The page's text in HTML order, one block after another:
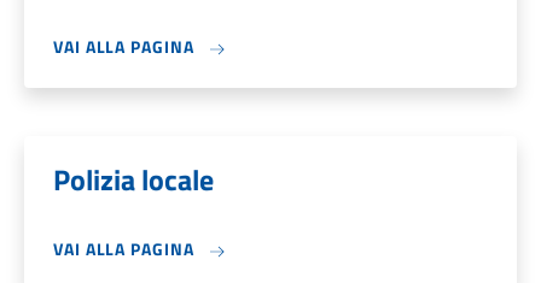
VAI ALLA PAGINA
Polizia locale
VAI ALLA PAGINA